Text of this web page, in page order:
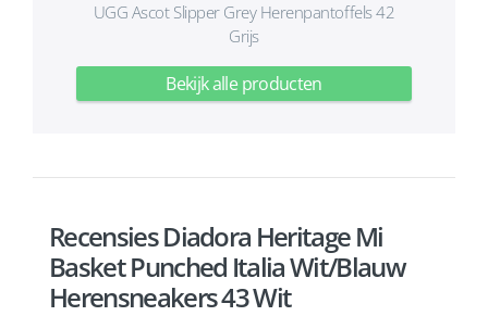
UGG Ascot Slipper Grey Herenpantoffels 42
Grijs
Bekijk alle producten
Recensies Diadora Heritage Mi
Basket Punched Italia Wit/Blauw
Herensneakers 43 Wit